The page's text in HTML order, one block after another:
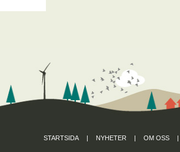
STARTSIDA | NYHETER | OM OSS |